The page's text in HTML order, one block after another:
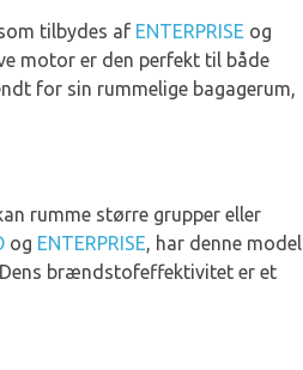
tilbydes af ENTERPRISE og
motor er den perfekt til både
for sin rummelige bagagerum,
rumme større grupper eller
og ENTERPRISE, har denne model
brændstofeffektivitet er et